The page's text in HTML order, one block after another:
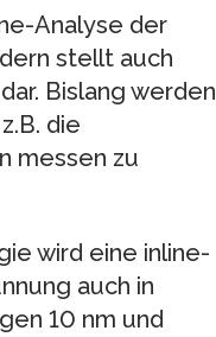
Analyse der
stellt auch
Bislang werden
die
messen zu
wird eine inline-
auch in
10 nm und